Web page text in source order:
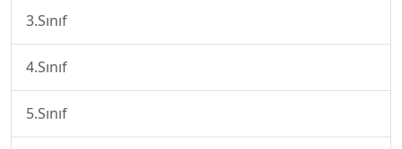
3.Sınıf
4.Sınıf
5.Sınıf